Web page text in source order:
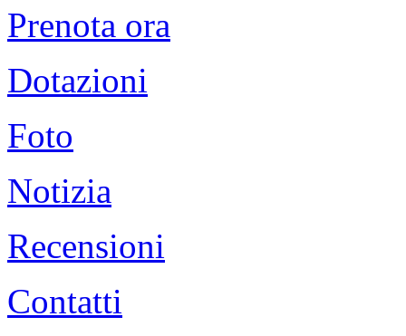
Prenota ora
Dotazioni
Foto
Notizia
Recensioni
Contatti